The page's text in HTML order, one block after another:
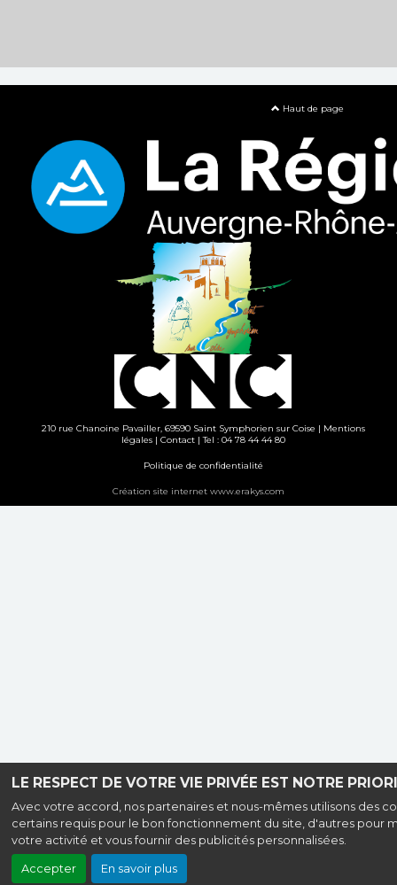
LE RESPECT DE VOTRE VIE PRIVÉE EST NOTRE
Avec votre accord, nos partenaires et nous-mêmes utilisons des
certains requis pour le bon fonctionnement du site, d'autres pour
votre activité et vous fournir des publicités personnalisées.
Accepter En savoir plus
Haut de page
210 rue Chanoine Pavailler, 69590 Saint Symphorien sur Coise | Mentions
légales| Contact| Tel : 04 78 44 44 80
Politique de confidentialité
Création site internet www.erakys.com